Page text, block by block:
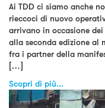
Ai TDD ci siamo anche
rieccoci di nuovo
arrivano in occasione
alla seconda edizione al
fra i partner della
[…]
Scopri di più...